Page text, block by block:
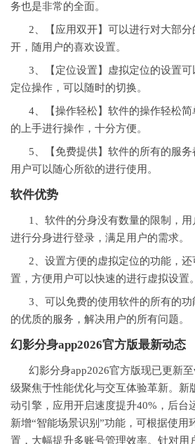
务也是非常的全面。
2、【应用双开】可以进行对大部
开，随用户的喜欢设置。
3、【定位设置】虚拟定位的设置
定位操作，可以随时的切换。
4、【操作轻松】软件的操作轻松
的上手进行操作，十分方便。
5、【免费提供】软件的所有的服务
用户可以随心所欲的进行使用。
软件优势
1、软件的分身没有数量的限制，
进行分身进行登录，满足用户的需求。
2、设置方便的虚拟定位的功能，
置，方便用户可以快速的进行虚拟设置。
3、可以免费的使用软件的所有的
的优质的服务，解决用户的所有问题。
幻影分身app2026官方版最新动态
幻影分身app2026官方版现已更新
级聚焦于性能优化与交互体验革新。新
动引擎，应用开启速度提升40%，后台
新增“智能场景识别”功能，可根据使用
置，大幅提升多账号管理效率。针对用